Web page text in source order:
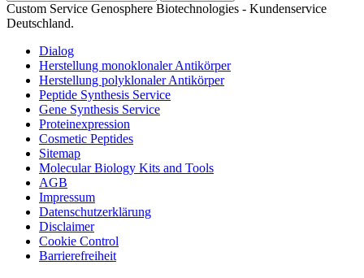
Custom Service Genosphere Biotechnologies - Kundenservice
Deutschland.
Dialog
Herstellung monoklonaler Antikörper
Herstellung polyklonaler Antikörper
Peptide Synthesis Service
Gene Synthesis Service
Proteinexpression
Cosmetic Peptides
Sitemap
Molecular Biology Kits and Tools
AGB
Impressum
Datenschutzerklärung
Disclaimer
Cookie Control
Barrierefreiheit